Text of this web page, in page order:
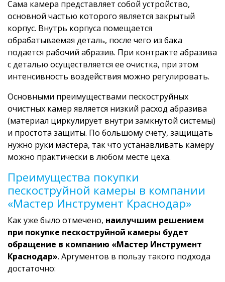
Сама камера представляет собой устройство,
основной частью которого является закрытый
корпус. Внутрь корпуса помещается
обрабатываемая деталь, после чего из бака
подается рабочий абразив. При контракте абразива
с деталью осуществляется ее очистка, при этом
интенсивность воздействия можно регулировать.
Основными преимуществами пескоструйных
очистных камер является низкий расход абразива
(материал циркулирует внутри замкнутой системы)
и простота защиты. По большому счету, защищать
нужно руки мастера, так что устанавливать камеру
можно практически в любом месте цеха.
Преимущества покупки
пескоструйной камеры в компании
«Мастер Инструмент Краснодар»
Как уже было отмечено, наилучшим решением
при покупке пескоструйной камеры будет
обращение в компанию «Мастер Инструмент
Краснодар». Аргументов в пользу такого подхода
достаточно: